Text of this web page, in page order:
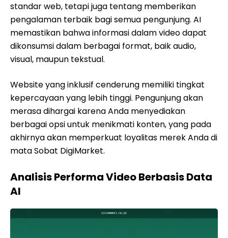
standar web, tetapi juga tentang memberikan
pengalaman terbaik bagi semua pengunjung. AI
memastikan bahwa informasi dalam video dapat
dikonsumsi dalam berbagai format, baik audio,
visual, maupun tekstual.
Website yang inklusif cenderung memiliki tingkat
kepercayaan yang lebih tinggi. Pengunjung akan
merasa dihargai karena Anda menyediakan
berbagai opsi untuk menikmati konten, yang pada
akhirnya akan memperkuat loyalitas merek Anda di
mata Sobat DigiMarket.
Analisis Performa Video Berbasis Data
AI